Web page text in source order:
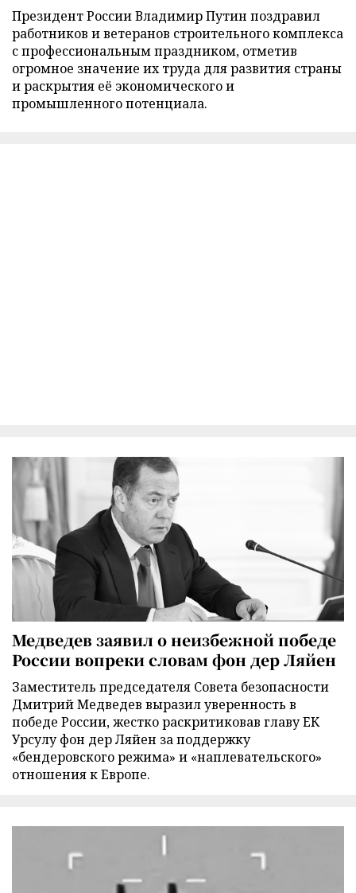
Президент России Владимир Путин поздравил
работников и ветеранов строительного комплекса
с профессиональным праздником, отметив
огромное значение их труда для развития страны
и раскрытия её экономического и
промышленного потенциала.
Медведев заявил о неизбежной победе
России вопреки словам фон дер Ляйен
Заместитель председателя Совета безопасности
Дмитрий Медведев выразил уверенность в
победе России, жестко раскритиковав главу ЕК
Урсулу фон дер Ляйен за поддержку
«бендеровского режима» и «наплевательского»
отношения к Европе.